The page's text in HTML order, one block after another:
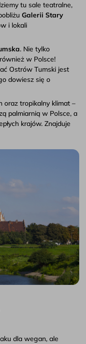
tu sale teatralne,
Galerii Stary
i lokali
. Nie tylko
w Polsce!
Ostrów Tumski jest
dowiesz się o
oraz tropikalny klimat –
palmiarnią w Polsce, a
krajów. Znajduje
dla wegan, ale